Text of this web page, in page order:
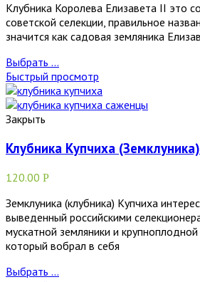
Клубника Королева Елизавета II это
советской селекции, правильное
значится как садовая земляника
Выбрать ...
Быстрый просмотр
Закрыть
Клубника Купчиха (Земклуника)
120.00 Р
Земклуника (клубника) Купчиха
выведенный российскими
мускатной земляники и крупноплодной
который вобрал в себя
Выбрать ...